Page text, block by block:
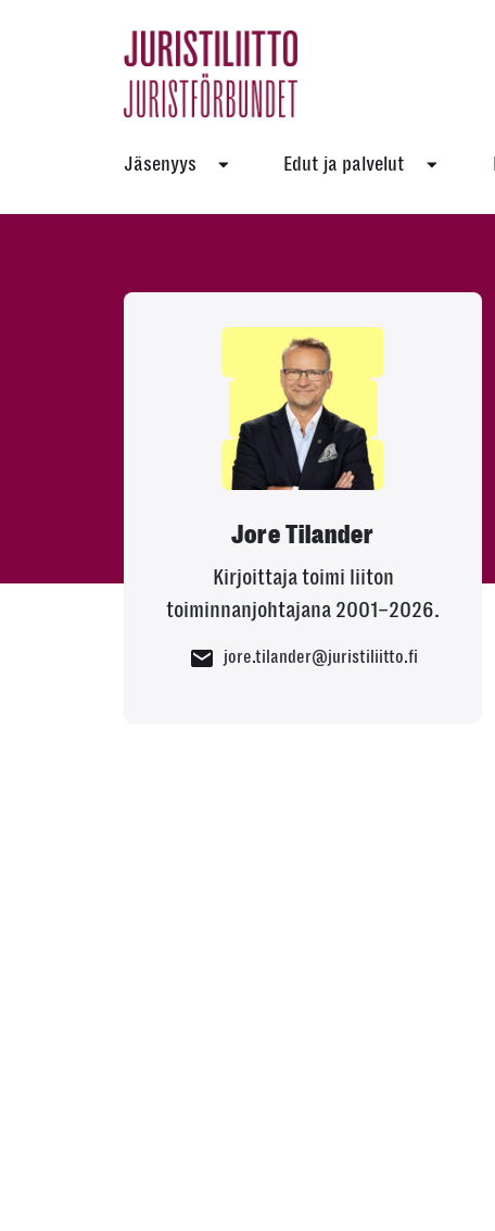
Jäsenyys Edut ja palvelut
Jore Tilander
Kirjoittaja toimi liiton
toiminnanjohtajana 2001–2026.
jore.tilander@juristiliitto.fi